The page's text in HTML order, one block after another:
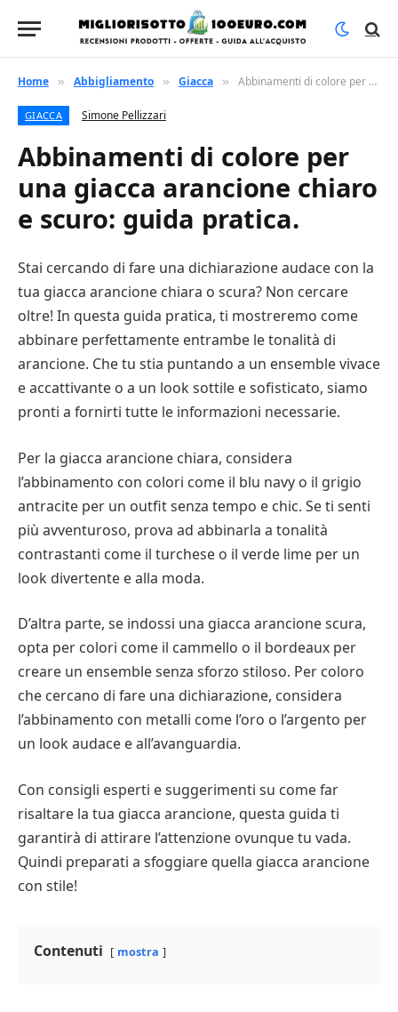
Home » Abbigliamento » Giacca » Abbinamenti di colore per una giacca arancione chiaro e scuro: guida pratica.
GIACCA Simone Pellizzari
Abbinamenti di colore per
una giacca arancione chiaro
e scuro: guida pratica.
Stai cercando di fare una dichiarazione audace con la
tua giacca arancione chiara o scura? Non cercare
oltre! In questa guida pratica, ti mostreremo come
abbinare perfettamente entrambe le tonalità di
arancione. Che tu stia puntando a un ensemble vivace
e accattivante o a un look sottile e sofisticato, siamo
pronti a fornirti tutte le informazioni necessarie.
Per la giacca arancione chiara, considera
l’abbinamento con colori come il blu navy o il grigio
antracite per un outfit senza tempo e chic. Se ti senti
più avventuroso, prova ad abbinarla a tonalità
contrastanti come il turchese o il verde lime per un
look divertente e alla moda.
D’altra parte, se indossi una giacca arancione scura,
opta per colori come il cammello o il bordeaux per
creare un ensemble senza sforzo stiloso. Per coloro
che cercano di fare una dichiarazione, considera
l’abbinamento con metalli come l’oro o l’argento per
un look audace e all’avanguardia.
Con consigli esperti e suggerimenti su come far
risaltare la tua giacca arancione, questa guida ti
garantirà di attirare l’attenzione ovunque tu vada.
Quindi preparati a sfoggiare quella giacca arancione
con stile!
Contenuti mostra